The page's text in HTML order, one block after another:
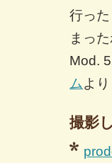
行っ
まっ
Mod.
ムよ
撮影